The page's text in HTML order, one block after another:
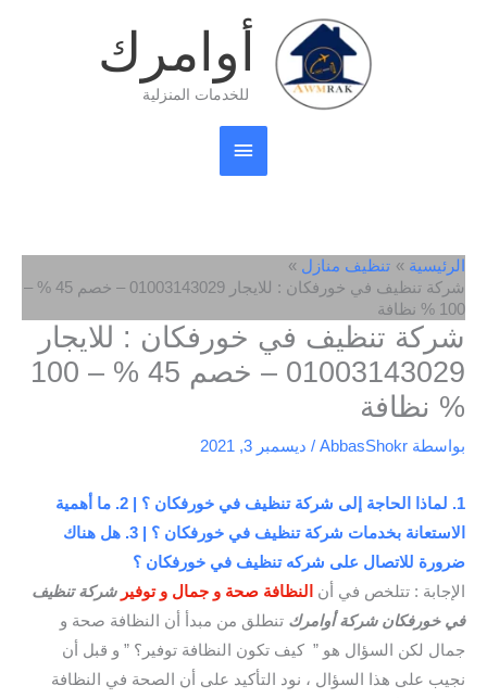
أوامرك
للخدمات المنزلية
القائمة
الرئيسية
الرئيسية
تنظيف منازل
شركة تنظيف في خورفكان : للايجار 01003143029 – خصم 45 % –
100 % نظافة
شركة تنظيف في خورفكان : للايجار
01003143029 – خصم 45 % – 100
% نظافة
بواسطة AbbasShokr
/ ديسمبر 3, 2021
1. لماذا الحاجة إلى شركة تنظيف في خورفكان ؟ | 2. ما أهمية
الاستعانة بخدمات شركة تنظيف في خورفكان ؟ | 3. هل هناك
ضرورة للاتصال على شركه تنظيف في خورفكان ؟
الإجابة : تتلخص في أن
النظافة صحة و جمال و توفير شركة تنظيف
في خورفكان شركة أوامرك تنطلق من مبدأ أن النظافة صحة و
جمال لكن السؤال هو ” كيف تكون النظافة توفير؟ ” و قبل أن
نجيب على هذا السؤال ، نود التأكيد على أن الصحة في النظافة